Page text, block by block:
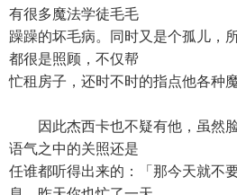
有很多魔法学徒毛毛
躁躁的坏毛病。同时又是个孤儿，
都很是照顾，不仅帮
忙租房子，还时不时的指点他各种
因此杰西卡也不疑有他，虽然脸
语气之中的关照还是
任谁都听得出来的：「那今天就不